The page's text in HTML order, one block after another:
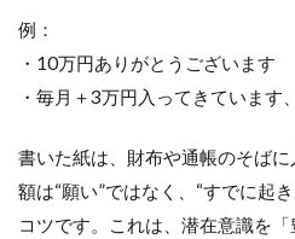
例：
・10万円ありがとうございます
・毎月＋3万円入ってきています
書いた紙は、財布や通帳のそば
額は“願い”ではなく、“すでに起
コツです。これは、潜在意識を